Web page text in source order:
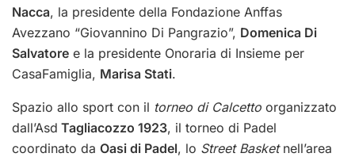
Nacca, la presidente della Fondazione Anffas
Avezzano “Giovannino Di Pangrazio”, Domenica Di
Salvatore e la presidente Onoraria di Insieme per
CasaFamiglia, Marisa Stati.
Spazio allo sport con il torneo di Calcetto organizzato
dall’Asd Tagliacozzo 1923, il torneo di Padel
coordinato da Oasi di Padel, lo Street Basketnell’area